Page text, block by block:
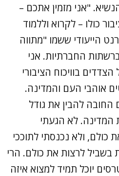
"אני מזמין אתכם –
כולו – לקרוא וללמוד
הייעודי ששמו "מתווה
החברתיות. אני
בוויכוח הציבורי
אוהבי העם והמדינה.
החובה להבין את גודל
לא הגעתי
כולם, ולא נכנסתי לתוככי
לרצות את כולם. הרי
יוכל תמיד למצוא איזה